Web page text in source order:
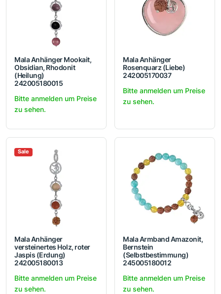
Mala Anhänger Mookait,
Obsidian, Rhodonit
(Heilung)
242005180015
Bitte anmelden um Preise
zu sehen.
Mala Anhänger
Rosenquarz (Liebe)
242005170037
Bitte anmelden um Preise
zu sehen.
Sale
Mala Anhänger
versteinertes Holz, roter
Jaspis (Erdung)
242005180013
Bitte anmelden um Preise
zu sehen.
Mala Armband Amazonit,
Bernstein
(Selbstbestimmung)
245005180012
Bitte anmelden um Preise
zu sehen.